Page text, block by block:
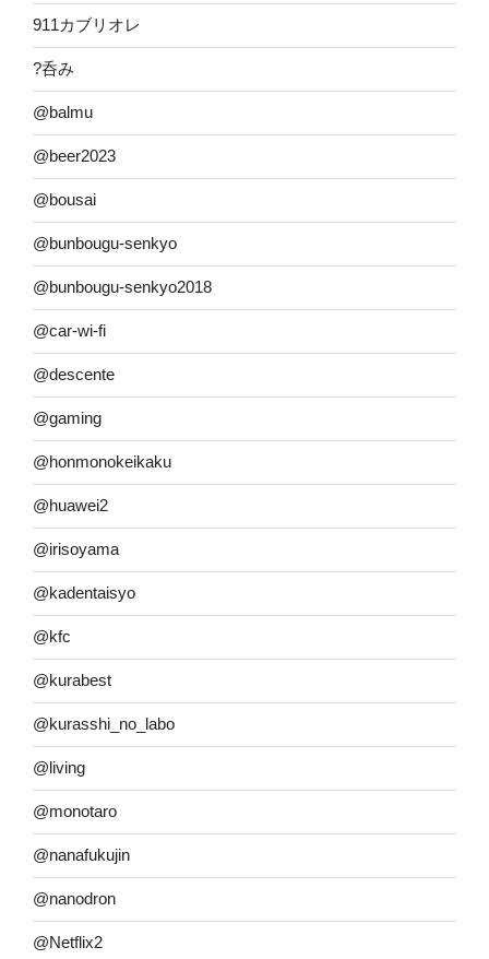
911カブリオレ
?呑み
@balmu
@beer2023
@bousai
@bunbougu-senkyo
@bunbougu-senkyo2018
@car-wi-fi
@descente
@gaming
@honmonokeikaku
@huawei2
@irisoyama
@kadentaisyo
@kfc
@kurabest
@kurasshi_no_labo
@living
@monotaro
@nanafukujin
@nanodron
@Netflix2